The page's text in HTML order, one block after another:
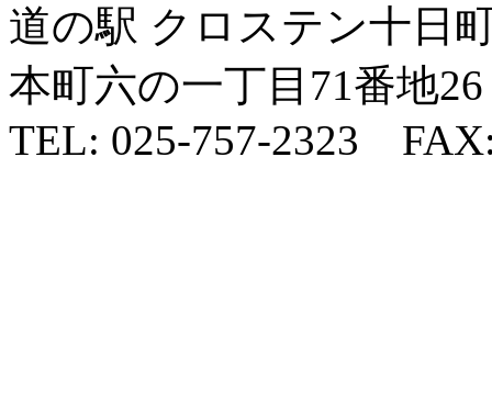
道の駅 クロステン十日
本町六の一丁目71番地26
TEL: 025-757-2323